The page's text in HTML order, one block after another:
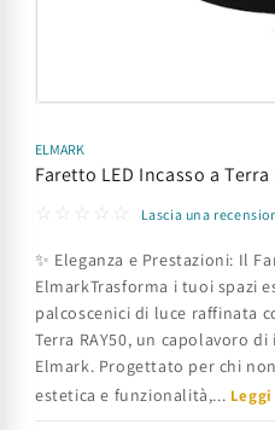
multimediali
1
in
modale
ELMARK
Faretto LED Incasso a Terra
☆☆☆☆☆
Lascia una
✨ Eleganza e Prestazioni: Il
ElmarkTrasforma i tuoi spazi
palcoscenici di luce raffinata
Terra RAY50, un capolavoro
Elmark. Progettato per chi
estetica e funzionalità,...